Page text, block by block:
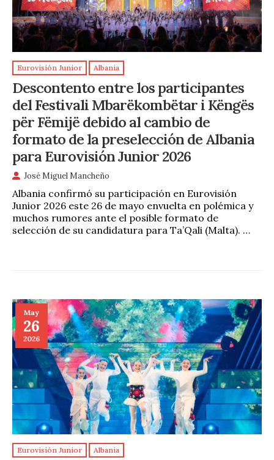
Eurovisión Junior Albania
Descontento entre los participantes
del Festivali Mbarëkombëtar i Këngës
për Fëmijë debido al cambio de
formato de la preselección de Albania
para Eurovisión Junior 2026
José Miguel Mancheño
Albania confirmó su participación en Eurovisión
Junior 2026 este 26 de mayo envuelta en polémica y
muchos rumores ante el posible formato de
selección de su candidatura para Ta’Qali (Malta). …
May
26
2026
Eurovisión Junior Albania